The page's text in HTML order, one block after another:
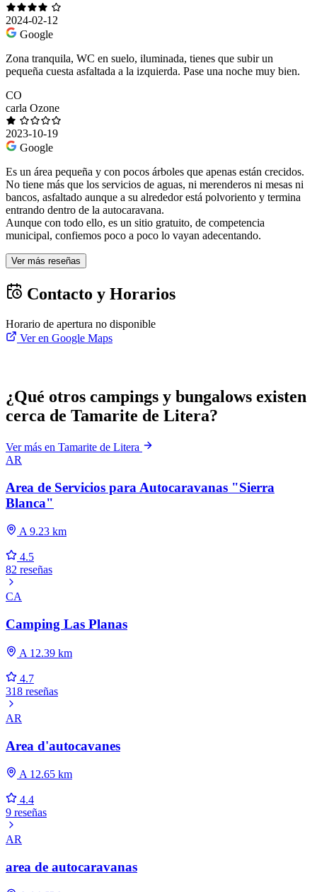
2024-02-12
Google
Zona tranquila, WC en suelo, iluminada, tienes que subir un
pequeña cuesta asfaltada a la izquierda. Pase una noche muy bien.
CO
carla Ozone
2023-10-19
Google
Es un área pequeña y con pocos árboles que apenas están crecidos.
No tiene más que los servicios de aguas, ni merenderos ni mesas ni
bancos, asfaltado aunque a su alrededor está polvoriento y termina
entrando dentro de la autocaravana.
Aunque con todo ello, es un sitio gratuito, de competencia
municipal, confiemos poco a poco lo vayan adecentando.
Ver más reseñas
Contacto y Horarios
Horario de apertura no disponible
Ver en Google Maps
¿Qué otros campings y bungalows existen
cerca de Tamarite de Litera?
Ver más en Tamarite de Litera
AR
Area de Servicios para Autocaravanas "Sierra
Blanca"
A 9.23 km
4.5
82 reseñas
CA
Camping Las Planas
A 12.39 km
4.7
318 reseñas
AR
Area d'autocavanes
A 12.65 km
4.4
9 reseñas
AR
area de autocaravanas